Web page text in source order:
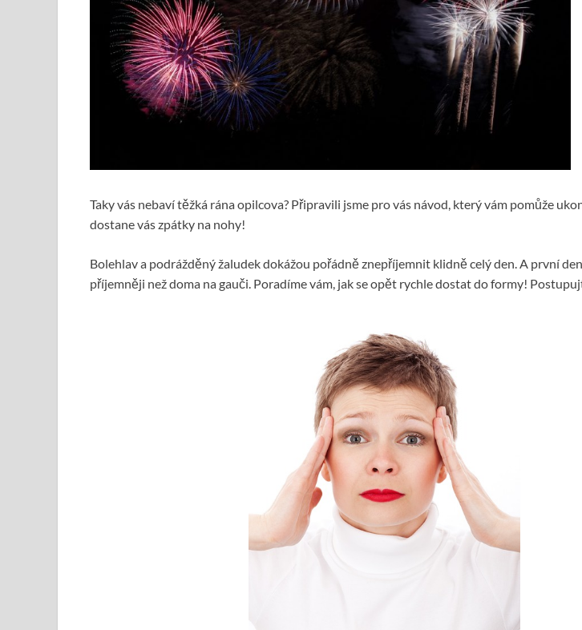
Taky vás nebaví těžká rána opilcova? Připravili jsme pro vás návod, který vám pomůže
dostane vás zpátky na nohy!
Bolehlav a podrážděný žaludek dokážou pořádně znepříjemnit klidně celý den. A první
příjemněji než doma na gauči. Poradíme vám, jak se opět rychle dostat do formy!